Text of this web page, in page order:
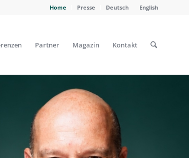
Home Presse Deutsch English
Partner Magazin Kontakt